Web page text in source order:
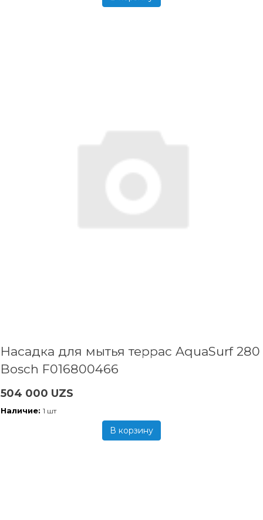
Насадка для мытья террас AquaSurf 280
Bosch F016800466
504 000 UZS
Наличие: 1 шт
В корзину